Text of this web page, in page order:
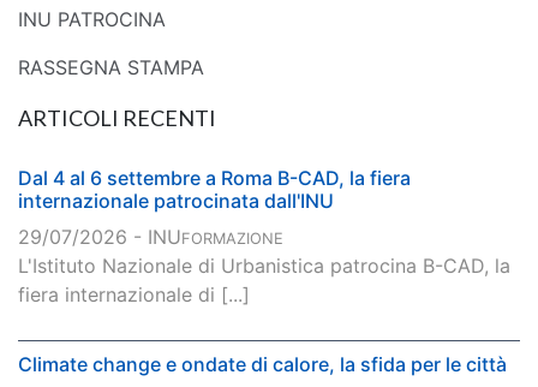
INU PATROCINA
RASSEGNA STAMPA
ARTICOLI RECENTI
Dal 4 al 6 settembre a Roma B-CAD, la fiera
internazionale patrocinata dall'INU
29/07/2026 - INUFORMAZIONE
L'Istituto Nazionale di Urbanistica patrocina B-CAD, la
fiera internazionale di [...]
Climate change e ondate di calore, la sfida per le città